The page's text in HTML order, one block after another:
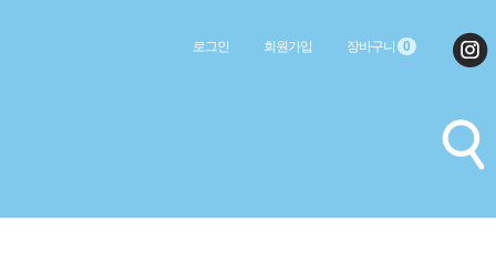
로그인 회원가입 장바구니 0